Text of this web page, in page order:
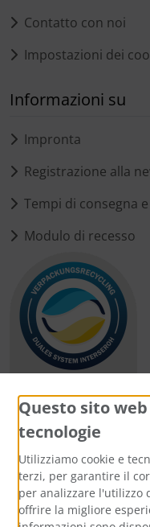
Contatto con noi
Impostazioni dei
Informazioni su
Impronta
Registrazione alla
Tempi di consegna
Modulo di recesso
Metodi di
Questo sito
tecnologie
Utilizziamo cookie e
terzi, per garantire il
per analizzare l'utilizzo
offrire la migliore